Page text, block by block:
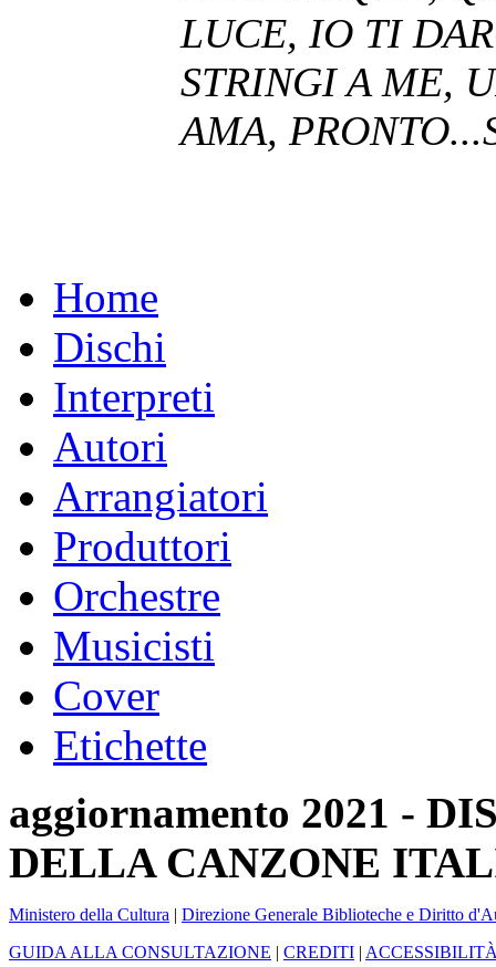
LUCE, IO TI
STRINGI A ME,
AMA,
Home
Dischi
Interpreti
Autori
Arrangiatori
Produttori
Orchestre
Musicisti
Cover
Etichette
aggiornamento 2021 -
DELLA CANZONE
Ministero della Cultura | Direzione Generale Biblioteche e Diritto
GUIDA ALLA CONSULTAZIONE | CREDITI |